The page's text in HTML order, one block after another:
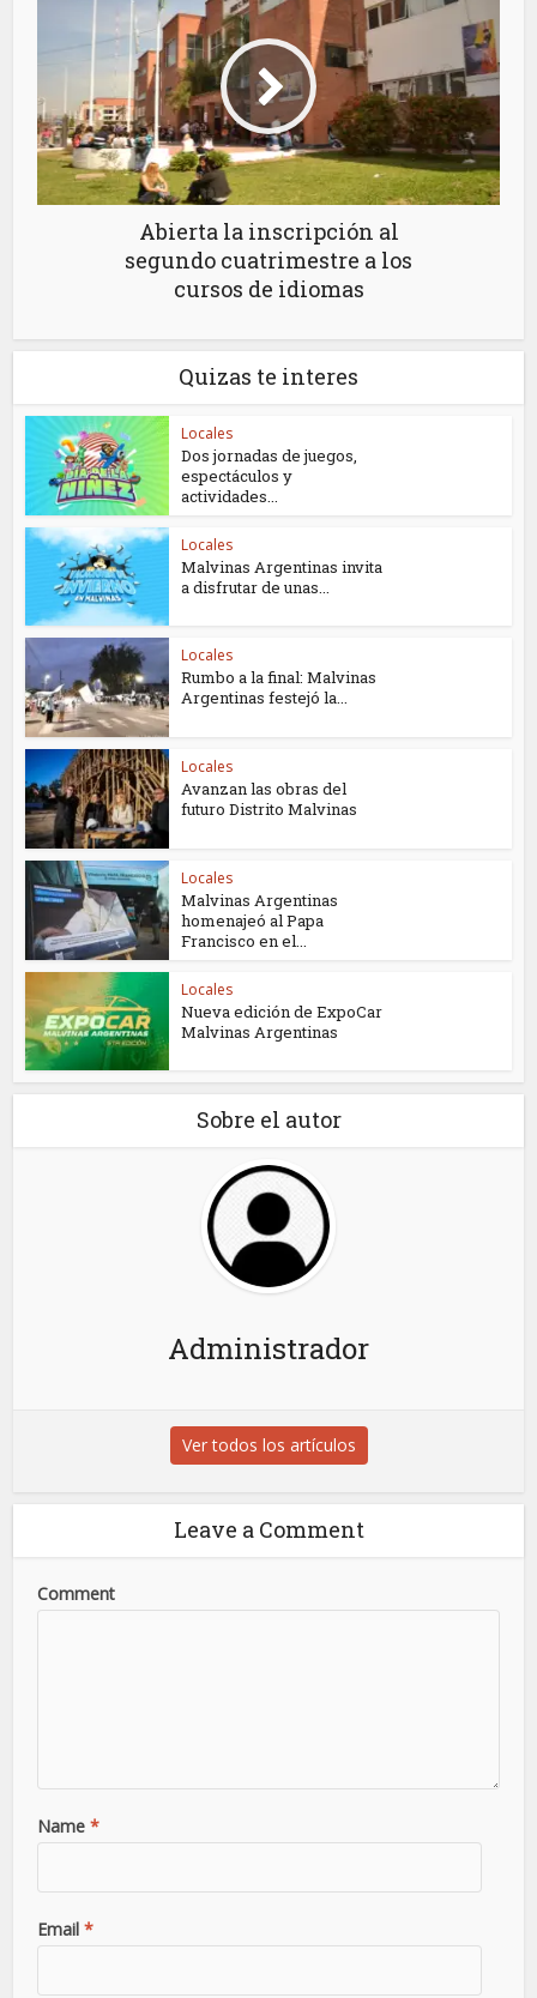
Abierta la inscripción al
segundo cuatrimestre a los
cursos de idiomas
Quizas te interes
Locales
Dos jornadas de juegos,
espectáculos y
actividades...
Locales
Malvinas Argentinas invita
a disfrutar de unas...
Locales
Rumbo a la final: Malvinas
Argentinas festejó la...
Locales
Avanzan las obras del
futuro Distrito Malvinas
Locales
Malvinas Argentinas
homenajeó al Papa
Francisco en el...
Locales
Nueva edición de ExpoCar
Malvinas Argentinas
Sobre el autor
Administrador
Ver todos los artículos
Leave a Comment
Comment
Name *
Email *